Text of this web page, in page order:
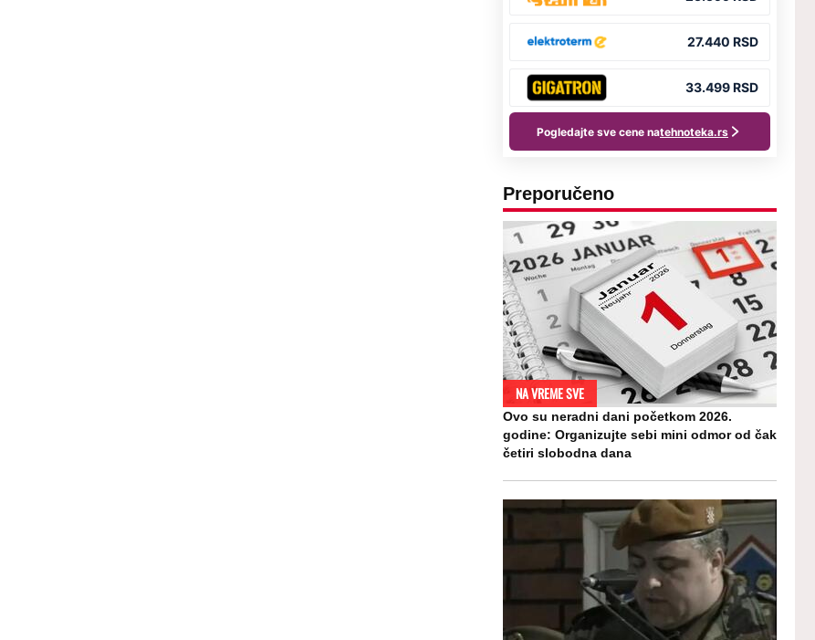
Preporučeno
NA VREME SVE
Ovo su neradni dani početkom 2026.
godine: Organizujte sebi mini odmor od čak
četiri slobodna dana